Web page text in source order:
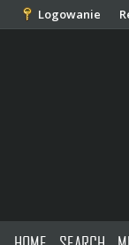
Logowanie